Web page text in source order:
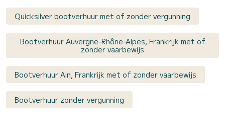
Quicksilver bootverhuur met of zonder vergunning
Bootverhuur Auvergne-Rhône-Alpes, Frankrijk met of
zonder vaarbewijs
Bootverhuur Ain, Frankrijk met of zonder vaarbewijs
Bootverhuur zonder vergunning